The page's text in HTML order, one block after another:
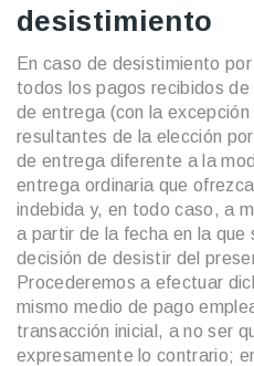
desistimiento
En caso de desistimiento
todos los pagos recibidos
de entrega (con la
resultantes de la elección
de entrega diferente a la
entrega ordinaria que
indebida y, en todo caso, a
a partir de la fecha en la que
decisión de desistir del
Procederemos a efectuar
mismo medio de pago
transacción inicial, a no ser
expresamente lo contrario;